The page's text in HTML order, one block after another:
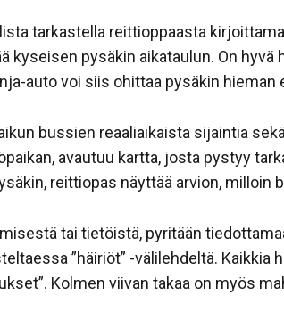
tarkastella reittioppaasta
pysäkin aikataulun. On
auto voi siis ohittaa pysäkin hieman
bussien reaaliaikaista sijaintia
avautuu kartta, josta pystyy
reittiopas näyttää arvion, milloin
tai tietöistä, pyritään
”häiriöt” -välilehdeltä.
Kolmen viivan takaa on myös